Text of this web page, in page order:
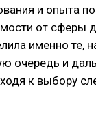
и опыта
от сферы
именно те,
очередь и
к выбору